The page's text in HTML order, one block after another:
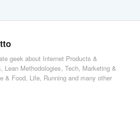
geek about Internet Products &
Lean Methodologies, Tech, Marketing &
& Food, Life, Running and many other